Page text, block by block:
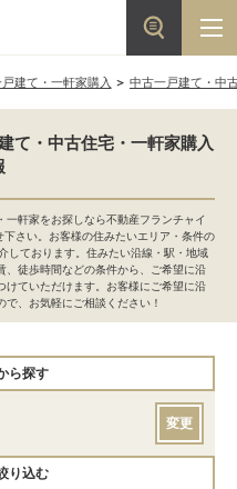
戸建て・一軒家購入 中古一戸建て・中
て・中古住宅・一軒家購入
軒家をお探しなら不動産フランチャイ
さい。お客様の住みたいエリア・条件の
しております。住みたい沿線・駅・地域
、徒歩時間などの条件から、ご希望に沿
けていただけます。お客様にご希望に沿
、お気軽にご相談ください！
ら探す
変更
り込む